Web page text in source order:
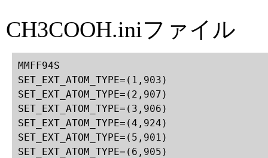
CH3COOH.iniファイル
MMFF94S
SET_EXT_ATOM_TYPE=(1,903)
SET_EXT_ATOM_TYPE=(2,907)
SET_EXT_ATOM_TYPE=(3,906)
SET_EXT_ATOM_TYPE=(4,924)
SET_EXT_ATOM_TYPE=(5,901)
SET_EXT_ATOM_TYPE=(6,905)